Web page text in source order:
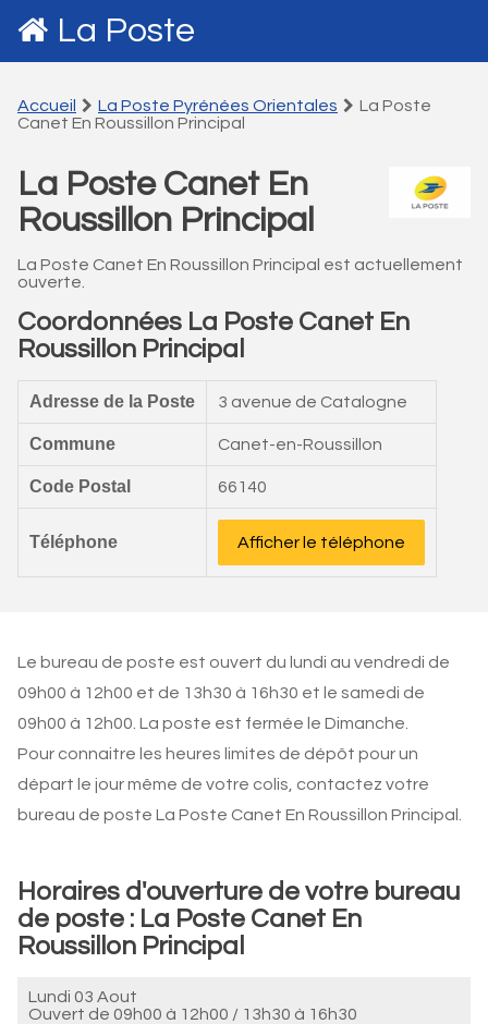
La Poste
Accueil La Poste Pyrénées Orientales
La Poste
Canet En Roussillon Principal
La Poste Canet En
Roussillon Principal
La Poste Canet En Roussillon Principal est actuellement
ouverte.
Coordonnées La Poste Canet En
Roussillon Principal
Adresse de la Poste 3 avenue de Catalogne
Commune Canet-en-Roussillon
Code Postal 66140
Téléphone Afficher le téléphone
Le bureau de poste est ouvert du lundi au vendredi de
09h00 à 12h00 et de 13h30 à 16h30 et le samedi de
09h00 à 12h00. La poste est fermée le Dimanche.
Pour connaitre les heures limites de dépôt pour un
départ le jour même de votre colis, contactez votre
bureau de poste La Poste Canet En Roussillon Principal.
Horaires d'ouverture de votre bureau
de poste : La Poste Canet En
Roussillon Principal
Lundi 03 Aout
Ouvert de 09h00 à 12h00 / 13h30 à 16h30